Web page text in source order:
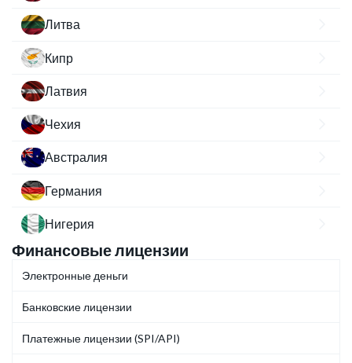
Литва
Кипр
Латвия
Чехия
Австралия
Германия
Нигерия
Финансовые лицензии
Электронные деньги
Банковские лицензии
Платежные лицензии (SPI/API)